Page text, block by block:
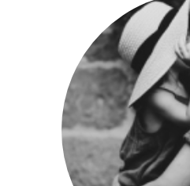
Горе и утрата
Психологическая